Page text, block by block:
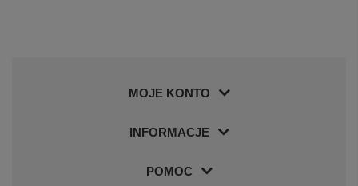
MOJE KONTO
INFORMACJE
POMOC